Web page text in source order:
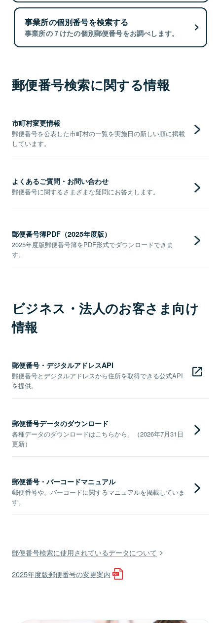
事業所の個別番号を検索する
事業所の７けたの個別郵便番号をお調べします。
郵便番号検索に関する情報
市町村変更情報
郵便番号を公表した市町村の一覧を実施日の新しい順に掲載
しています。
よくあるご質問・お問い合わせ
郵便番号に関するさまざまな疑問にお答えします。
郵便番号簿PDF（2025年度版）
2025年度版郵便番号簿をPDF形式でダウンロードできま
す。
ビジネス・法人のお客さま向け
情報
郵便番号・デジタルアドレスAPI
郵便番号とデジタルアドレスから住所を取得できる公式API
を提供。
郵便番号データのダウンロード
各種データのダウンロードはこちらから。（2026年7月31日
更新）
郵便番号・バーコードマニュアル
郵便番号や、バーコードに関するマニュアルを掲載していま
す。
郵便番号検索に使用されているデータについて
2025年度版郵便番号の変更案内